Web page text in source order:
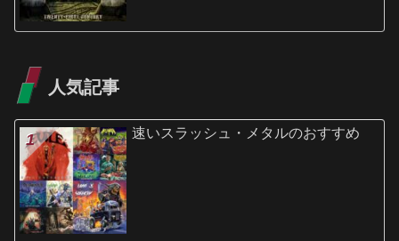
人気記事
速いスラッシュ・メタルのおすすめ